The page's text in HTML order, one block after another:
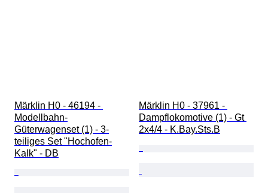
Märklin H0 - 46194 -
Modellbahn-
Güterwagenset (1) - 3-
teiliges Set "Hochofen-
Kalk" - DB
Märklin H0 - 37961 -
Dampflokomotive (1) - Gt
2x4/4 - K.Bay.Sts.B